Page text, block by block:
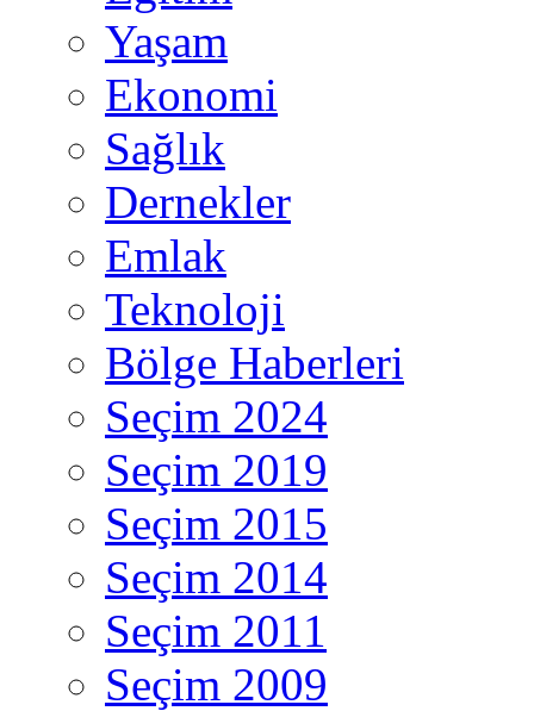
Yaşam
Ekonomi
Sağlık
Dernekler
Emlak
Teknoloji
Bölge Haberleri
Seçim 2024
Seçim 2019
Seçim 2015
Seçim 2014
Seçim 2011
Seçim 2009